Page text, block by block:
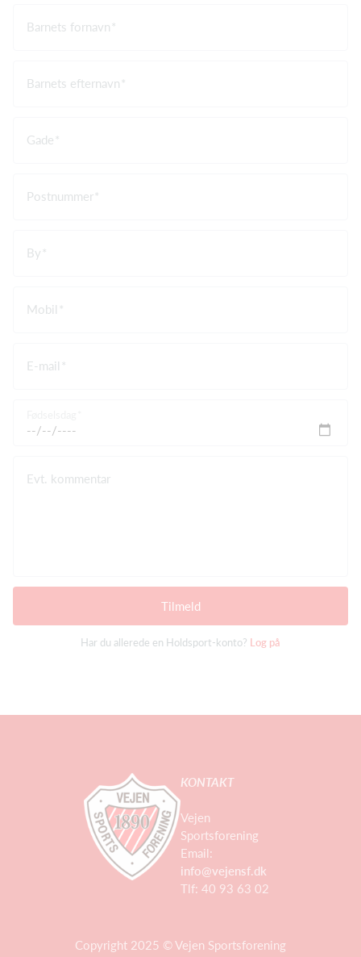
Barnets fornavn
Barnets efternavn
Gade
Postnummer
By
Mobil
E-mail
Evt. kommentar
Tilmeld
Har du allerede en Holdsport-konto? Log på
KONTAKT
Vejen
Sportsforening
Email:
info@vejensf.dk
Tlf: 40 93 63 02
Copyright 2025 © Vejen Sportsforening